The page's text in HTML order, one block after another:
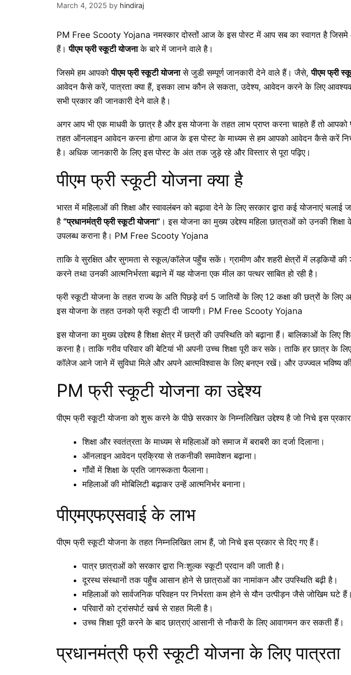
March 4, 2025 by hindiraj
PM Free Scooty Yojana नमस्कार दोस्तों आज के इस पोस्ट में आप सब का स्वागत है
हैं।पीएम फ्री स्कूटी योजनाके बारे में जानने वाले है।
जिसमे हम आपकोपीएम फ्री स्कूटी योजनासे जुडी सम्पूर्ण जानकारी देने वाले हैं। जैसे,पीएम फ्री
आवेदन कैसे करें, पात्रता क्या हैं, इसका लाभ कौन ले सकता, उदेश्य, आवेदन करने के लिए
सभी प्रकार की जानकारी देने वाले है।
अगर आप भी एक माधवी के छात्र है और इस योजना के तहत लाभ प्राप्त करना चाहते हैं तो आपको
तहत ऑनलाइन आवेदन करना होगा आज के इस पोस्ट के माध्यम से हम आपको आवेदन कैसे करें निचे
है। अधिक जानकारी के लिए इस पोस्ट के अंत तक जुड़े रहे और विस्तार से पूरा पढ़िए।
पीएम फ्री स्कूटी योजना क्या है
भारत में महिलाओं की शिक्षा और स्वावलंबन को बढ़ावा देने के लिए सरकार द्वारा कई योजनाएं चलाई
है “प्रधानमंत्री फ्री स्कूटी योजना” । इस योजना का मुख्य उद्देश्य महिला छात्राओं को उनकी शिक्षा
उपलब्ध कराना है। PM Free Scooty Yojana
ताकि वे सुरक्षित और सुगमता से स्कूल/कॉलेज पहुँच सकें। ग्रामीण और शहरी क्षेत्रों में लड़कियों
करने तथा उनकी आत्मनिर्भरता बढ़ाने में यह योजना एक मील का पत्थर साबित हो रही है।
फ्री स्कूटी योजना के तहत राज्य के अति पिछड़े वर्ग 5 जातियों के लिए 12 कक्षा की छत्रों के
इस योजना के तहत उनको फ्री स्कूटी दी जायगी। PM Free Scooty Yojana
इस योजना का मुख्य उद्देश्य है शिक्षा क्षेत्र में छत्रों की उपस्थिति को बढ़ाना हैं। बालिकाओं के लिए
करना है। ताकि गरीव परिवार की बेटियां भी अपनी उच्च शिक्षा पूरी कर सके। ताकि हर छात्र के
कॉलेज आने जाने में सुविधा मिले और अपने आत्मविश्वास के लिए बनएन रखें। और उज्ज्वल भविष्य
PM फ्री स्कूटी योजना का उद्देश्य
पीएम फ्री स्कूटी योजना को शुरू करने के पीछे सरकार के निम्नलिखित उद्देश्य है जो निचे इस
शिक्षा और स्वतंत्रता के माध्यम से महिलाओं को समाज में बराबरी का दर्जा दिलाना।
ऑनलाइन आवेदन प्रक्रिया से तकनीकी समावेशन बढ़ाना।
गाँवों में शिक्षा के प्रति जागरूकता फैलाना।
महिलाओं की मोबिलिटी बढ़ाकर उन्हें आत्मनिर्भर बनाना।
पीएमएफएसवाई के लाभ
पीएम फ्री स्कूटी योजना के तहत निम्नलिखित लाभ हैं, जो निचे इस प्रकार से दिए गए हैं।
पात्र छात्राओं को सरकार द्वारा निःशुल्क स्कूटी प्रदान की जाती है।
दूरस्थ संस्थानों तक पहुँच आसान होने से छात्राओं का नामांकन और उपस्थिति बढ़ी है।
महिलाओं को सार्वजनिक परिवहन पर निर्भरता कम होने से यौन उत्पीड़न जैसे जोखिम घटे हैं।
परिवारों को ट्रांसपोर्ट खर्च से राहत मिली है।
उच्च शिक्षा पूरी करने के बाद छात्राएं आसानी से नौकरी के लिए आवागमन कर सकती हैं।
प्रधानमंत्री फ्री स्कूटी योजना के लिए पात्रता